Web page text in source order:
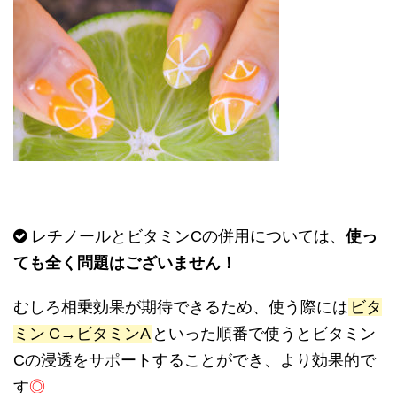
レチノールとビタミンCの併用については、 使っ
ても全く問題はございません！
むしろ相乗効果が期待できるため、使う際には ビタ
ミン C→ ビタミンA といった順番で使うとビタミン
Cの浸透をサポートすることができ、より効果的で
す◎